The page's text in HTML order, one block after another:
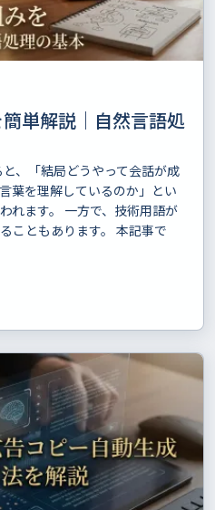
単解説｜自然言語処
、「結局どうやって会話が成
葉を理解しているのか」とい
れます。 一方で、技術用語が
こともあります。 本記事で